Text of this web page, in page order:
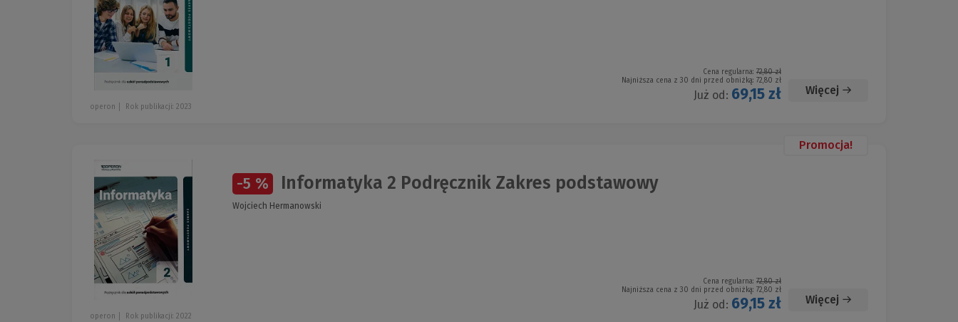
Cena regularna: 72,80 zł
Najniższa cena z 30 dni przed obniżką: 72,80 zł
Już od: 69,15 zł Więcej
operon Rok publikacji: 2023
Promocja!
-5 % Informatyka 2 Podręcznik Zakres podstawowy
Wojciech Hermanowski
Cena regularna: 72,80 zł
Najniższa cena z 30 dni przed obniżką: 72,80 zł
Już od: 69,15 zł Więcej
operon Rok publikacji: 2022